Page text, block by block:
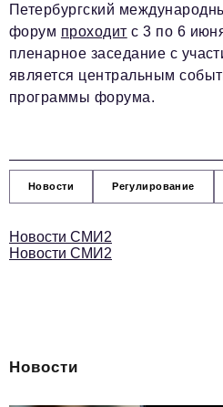
Петербургский
форум проходит с 3 по 6
пленарное заседание с
является центральным
программы форума.
Новости Регулирование
Новости СМИ2
Новости СМИ2
Новости